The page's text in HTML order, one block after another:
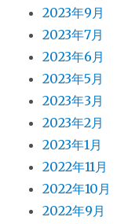
2023年9月
2023年7月
2023年6月
2023年5月
2023年3月
2023年2月
2023年1月
2022年11月
2022年10月
2022年9月